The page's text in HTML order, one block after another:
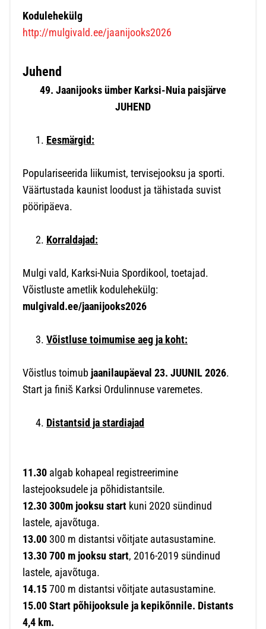
Kodulehekülg
http://mulgivald.ee/jaanijooks2026
Juhend
49. Jaanijooks ümber Karksi-Nuia paisjärve
JUHEND
Eesmärgid:
Populariseerida liikumist, tervisejooksu ja sporti.
Väärtustada kaunist loodust ja tähistada suvist
pööripäeva.
Korraldajad:
Mulgi vald, Karksi-Nuia Spordikool, toetajad.
Võistluste ametlik kodulehekülg:
mulgivald.ee/jaanijooks2026
Võistluse toimumise aeg ja koht:
Võistlus toimub jaanilaupäeval 23. JUUNIL 2026.
Start ja finiš Karksi Ordulinnuse varemetes.
Distantsid ja stardiajad
11.30 algab kohapeal registreerimine
lastejooksudele ja põhidistantsile.
12.30 300m jooksu start kuni 2020 sündinud
lastele, ajavõtuga.
13.00 300 m distantsi võitjate autasustamine.
13.30 700 m jooksu start, 2016-2019 sündinud
lastele, ajavõtuga.
14.15700 m distantsi võitjate autasustamine.
15.00 Start põhijooksule ja kepikõnnile. Distants
4,4 km.